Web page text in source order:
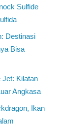
Sulfide
Destinasi
Bisa
Jet: Kilatan
Angkasa
Ikan